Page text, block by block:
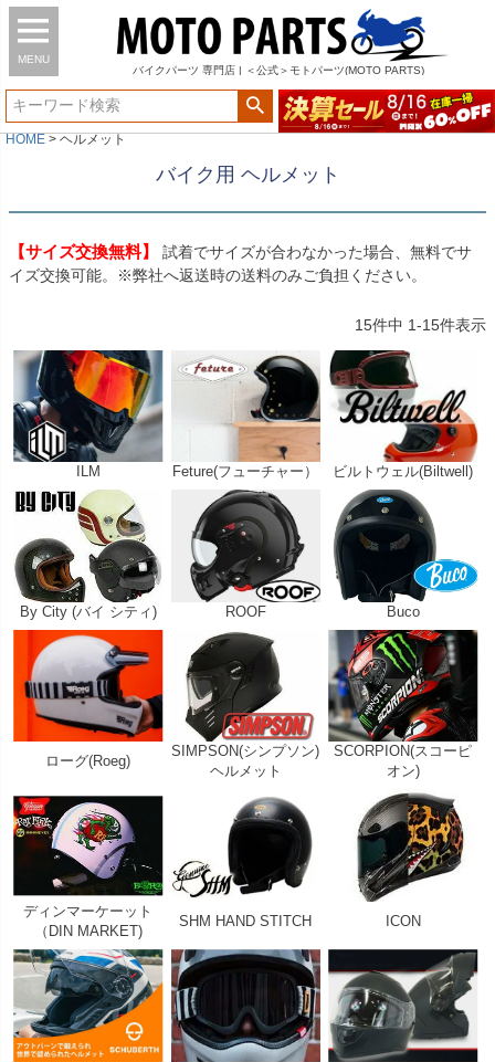
MENU
バイク パーツ 専門店 | ＜公式＞モトパーツ(MOTO PARTS)
HOME ヘルメット
バイク用 ヘルメット
【サイズ交換無料】
試着でサイズが合わなかった場合、無料でサ
イズ交換可能。※弊社へ返送時の送料のみご負担ください。
15件中 1-15件表示
ILM Feture(フューチャー） ビルトウェル(Biltwell)
By City (バイ シティ) ROOF Buco
ローグ(Roeg)
SIMPSON(シンプソン)
ヘルメット
SCORPION(スコーピ
オン)
ディンマーケーット
（DIN MARKET)
SHM HAND STITCH ICON